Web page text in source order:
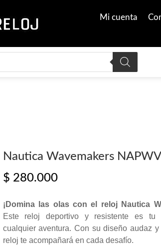
Mi cuenta
Nautica Wavemakers
$ 280.000
¡Domina las olas con el reloj Nautica
Este reloj deportivo y resistente es tu
cualquier aventura. Con su diseño audaz
reloj te acompañará en cada desafío.